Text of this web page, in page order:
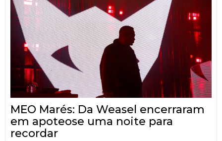
MEO Marés: Da Weasel encerraram
em apoteose uma noite para
recordar